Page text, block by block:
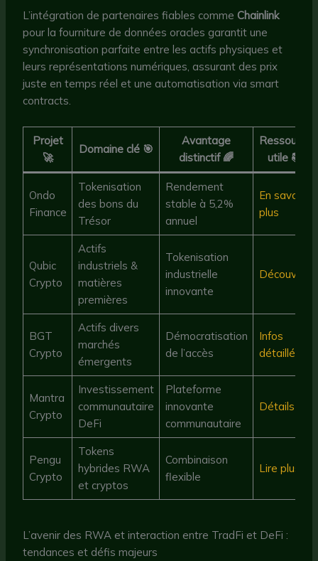
L’intégration de partenaires fiables comme Chainlink
pour la fourniture de données oracles garantit une
synchronisation parfaite entre les actifs physiques et
leurs représentations numériques, assurant des prix
juste en temps réel et une automatisation via smart
contracts.
Projet
🚀
Domaine clé 🎯
Avantage
distinctif 🌈
Ressource
utile 📚
Ondo
Finance
Tokenisation
des bons du
Trésor
Rendement
stable à 5,2%
annuel
En savoir
plus
Qubic
Crypto
Actifs
industriels &
matières
premières
Tokenisation
industrielle
innovante
Découvrir
BGT
Crypto
Actifs divers
marchés
émergents
Démocratisation
de l’accès
Infos
détaillées
Mantra
Crypto
Investissement
communautaire
DeFi
Plateforme
innovante
communautaire
Détails
Pengu
Crypto
Tokens
hybrides RWA
et cryptos
Combinaison
flexible
Lire plus
L’avenir des RWA et interaction entre TradFi et DeFi :
tendances et défis majeurs